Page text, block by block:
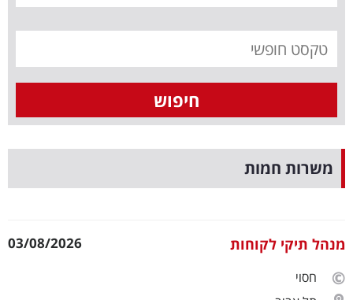
דיגיטל
וטק
מדדים
דעות
רכילות
משרות חמות
מנהל תיקי לקוחות 03/08/2026
חסוי